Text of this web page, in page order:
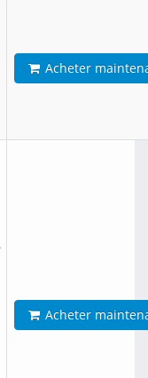
Acheter
Acheter